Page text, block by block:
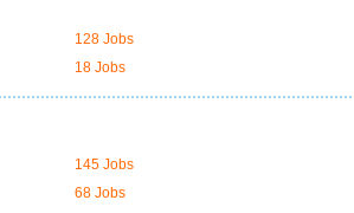
128 Jobs
18 Jobs
145 Jobs
68 Jobs